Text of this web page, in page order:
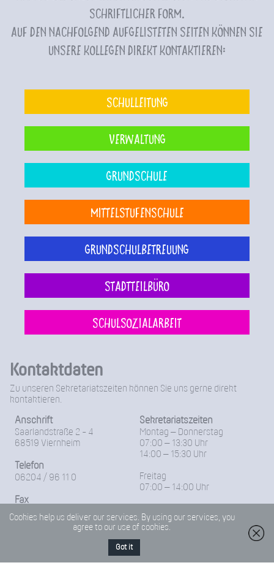
schriftlicher Form.
Auf den nachfolgend aufgelisteten Seiten können Sie
unsere Kollegen direkt kontaktieren:
Schulleitung
Verwaltung
Grundschule
Mittelstufenschule
Grundschulbetreuung
Stadtteilbüro
Schulsozialarbeit
Kontaktdaten
Zu unseren Sekretariatszeiten können Sie uns gerne direkt
kontaktieren.
Anschrift
Saarlandstraße 2 - 4
68519 Viernheim
Telefon
06204 / 96 11 0
Fax
06204-96 11 18
Sekretariatszeiten
Montag – Donnerstag
07:00 – 13:30 Uhr
14:00 – 15:30 Uhr
Freitag
07:00 – 14:00 Uhr
Friedrich-Froebel-Schule@Kreis-Bergstrasse.de
Cookies help us deliver our services. By using our services, you
agree to our use of cookies.
Got it